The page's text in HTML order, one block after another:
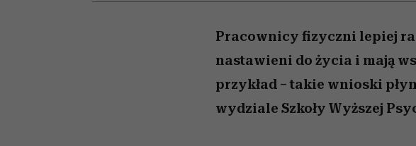
Pracownicy fizyczni lepiej
nastawieni do życia i mają
przykład – takie wnioski
wydziale Szkoły Wyższej